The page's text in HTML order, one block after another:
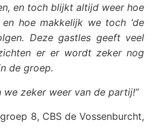
en toch blijkt altijd weer hoe
hoe makkelijk we toch ‘de
Deze gastles geeft veel
er er wordt zeker nog
de groep.
zeker weer van de partij!”
8, CBS de Vossenburcht,